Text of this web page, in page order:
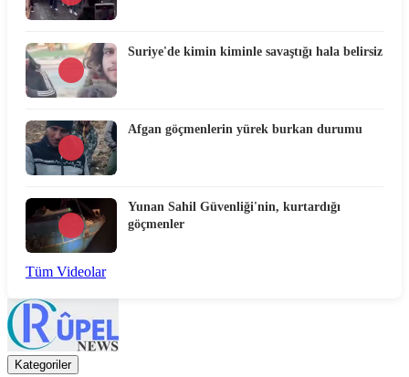
Suriye'de kimin kiminle savaştığı hala belirsiz
Afgan göçmenlerin yürek burkan durumu
Yunan Sahil Güvenliği'nin, kurtardığı
göçmenler
Tüm Videolar
Kategoriler